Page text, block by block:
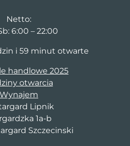
Netto:
6:00 – 22:00
i 59 minut otwarte
handlowe 2025
otwarcia
Wynajem
Lipnik
1a-b
Szczecinski